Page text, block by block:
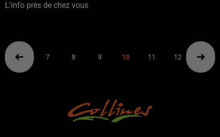
L'info près de chez vous
7 8 9 10 11 12 13